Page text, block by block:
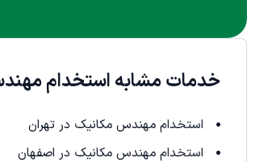
خدمات مشابه استخدام
استخدام مهندس مکانیک در تهران
استخدام مهندس مکانیک در اصفهان